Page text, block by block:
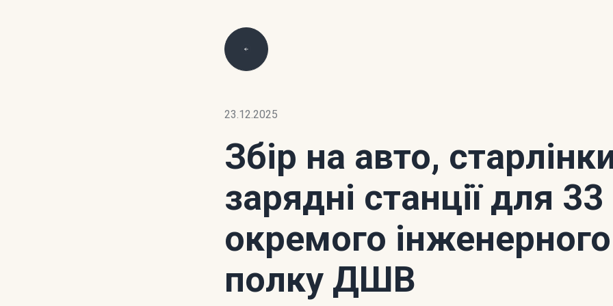
23.12.2025
Збір на авто,
зарядні станції для 33
окремого інженерного
полку ДШВ